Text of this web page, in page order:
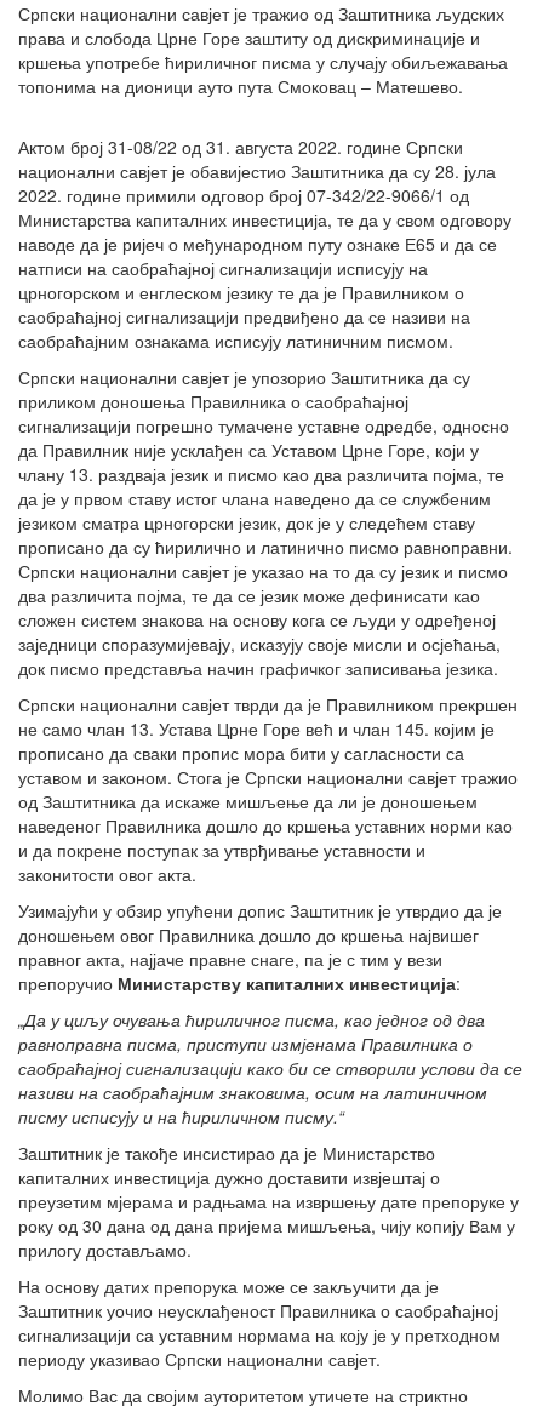
Српски национални савјет је тражио од Заштитника људских
права и слобода Црне Горе заштиту од дискриминације и
кршења употребе ћириличног писма у случају обиљежавања
топонима на дионици ауто пута Смоковац – Матешево.
Актом број 31-08/22 од 31. августа 2022. године Српски
национални савјет је обавијестио Заштитника да су 28. јула
2022. године примили одговор број 07-342/22-9066/1 од
Министарства капиталних инвестиција, те да у свом одговору
наводе да је ријеч о међународном путу ознаке Е65 и да се
натписи на саобраћајној сигнализацији исписују на
црногорском и енглеском језику те да је Правилником о
саобраћајној сигнализацији предвиђено да се називи на
саобраћајним ознакама исписују латиничним писмом.
Српски национални савјет је упозорио Заштитника да су
приликом доношења Правилника о саобраћајној
сигнализацији погрешно тумачене уставне одредбе, односно
да Правилник није усклађен са Уставом Црне Горе, који у
члану 13. раздваја језик и писмо као два различита појма, те
да је у првом ставу истог члана наведено да се службеним
језиком сматра црногорски језик, док је у следећем ставу
прописано да су ћирилично и латинично писмо равноправни.
Српски национални савјет је указао на то да су језик и писмо
два различита појма, те да се језик може дефинисати као
сложен систем знакова на основу кога се људи у одређеној
заједници споразумијевају, исказују своје мисли и осјећања,
док писмо представља начин графичког записивања језика.
Српски национални савјет тврди да је Правилником прекршен
не само члан 13. Устава Црне Горе већ и члан 145. којим је
прописано да сваки пропис мора бити у сагласности са
уставом и законом. Стога је Српски национални савјет тражио
од Заштитника да искаже мишљење да ли је доношењем
наведеног Правилника дошло до кршења уставних норми као
и да покрене поступак за утврђивање уставности и
законитости овог акта.
Узимајући у обзир упућени допис Заштитник је утврдио да је
доношењем овог Правилника дошло до кршења највишег
правног акта, најјаче правне снаге, па је с тим у вези
препоручио Министарству капиталних инвестиција:
„Да у циљу очувања ћириличног писма, као једног од два
равноправна писма, приступи измјенама Правилника о
саобраћајној сигнализацији како би се створили услови да се
називи на саобраћајним знаковима, осим на латиничном
писму исписују и на ћириличном писму.“
Заштитник је такође инсистирао да је Министарство
капиталних инвестиција дужно доставити извјештај о
преузетим мјерама и радњама на извршењу дате препоруке у
року од 30 дана од дана пријема мишљења, чију копију Вам у
прилогу достављамо.
На основу датих препорука може се закључити да је
Заштитник уочио неусклађеност Правилника о саобраћајној
сигнализацији са уставним нормама на коју је у претходном
периоду указивао Српски национални савјет.
Молимо Вас да својим ауторитетом утичете на стриктно